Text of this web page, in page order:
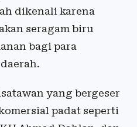
dikenali karena
seragam biru
bagi para
yang bergeser
padat seperti